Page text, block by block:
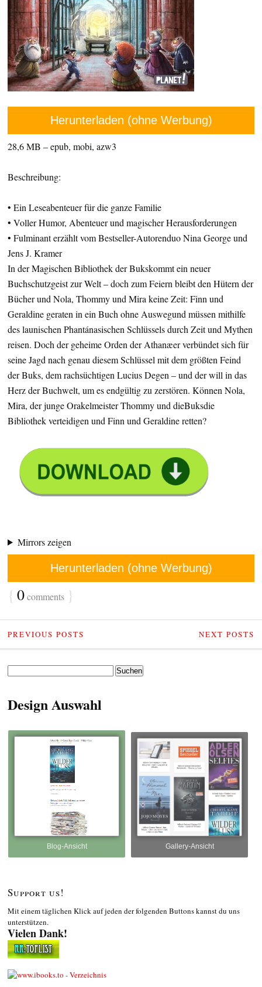
Herunterladen (ohne Werbung)
28,6 MB – epub, mobi, azw3
Beschreibung:
• Ein Leseabenteuer für die ganze Familie
• Voller Humor, Abenteuer und magischer Herausforderungen
• Fulminant erzählt vom Bestseller-Autorenduo Nina George und
Jens J. Kramer
In der Magischen Bibliothek der Bukskommt ein neuer
Buchschutzgeist zur Welt – doch zum Feiern bleibt den Hütern der
Bücher und Nola, Thommy und Mira keine Zeit: Finn und
Geraldine geraten in ein Buch ohne Auswegund müssen mithilfe
des launischen Phantánasischen Schlüssels durch Zeit und Mythen
reisen. Doch der geheime Orden der Athanæer verbündet sich für
seine Jagd nach genau diesem Schlüssel mit dem größten Feind
der Buks, dem rachsüchtigen Lucius Degen – und der will in das
Herz der Buchwelt, um es endgültig zu zerstören. Können Nola,
Mira, der junge Orakelmeister Thommy und dieBuksdie
Bibliothek verteidigen und Finn und Geraldine retten?
Mirrors zeigen
Herunterladen (ohne Werbung)
{ 0comments }
NEXT POSTS
PREVIOUS POSTS
Design Auswahl
Blog-Ansicht Gallery-Ansicht
Support us!
Mit einem täglichen Klick auf jeden der folgenden Buttons kannst du uns
unterstützen.
Vielen Dank!